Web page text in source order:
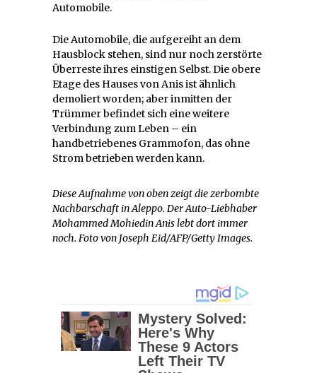
Automobile.
Die Automobile, die aufgereiht an dem
Hausblock stehen, sind nur noch zerstörte
Überreste ihres einstigen Selbst. Die obere
Etage des Hauses von Anis ist ähnlich
demoliert worden; aber inmitten der
Trümmer befindet sich eine weitere
Verbindung zum Leben – ein
handbetriebenes Grammofon, das ohne
Strom betrieben werden kann.
Diese Aufnahme von oben zeigt die zerbombte
Nachbarschaft in Aleppo. Der Auto-Liebhaber
Mohammed Mohiedin Anis lebt dort immer
noch. Foto von Joseph Eid/AFP/Getty Images.